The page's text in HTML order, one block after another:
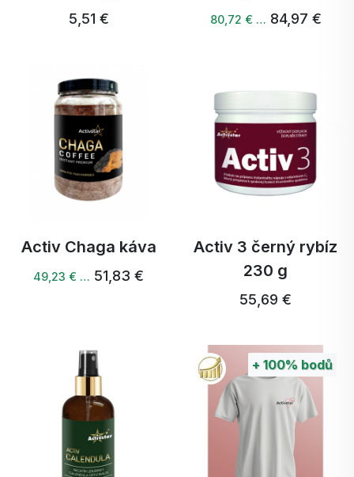
5,51 € 80,72 € … 84,97 €
Activ Chaga káva
49,23 € … 51,83 €
Activ 3 černý rybíz
230 g
55,69 €
+ 100% bodů